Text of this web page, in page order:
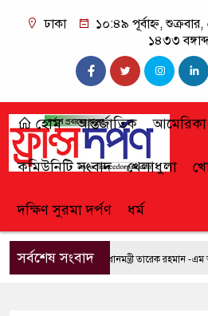
ঢাকা
১০:৪৯ পূর্বাহ্ন,
১৪৩৩ বঙ্গাব্দ
হোম আন্তর্জাতিক আমেরিকা
কমিউনিটি সংবাদ খেলাধুলা
দক্ষিণ সুরমা দর্পণ ধর্ম
সর্বশেষ সংবাদপ্রধানমন্ত্রী তারেক রহমান -এম আলী